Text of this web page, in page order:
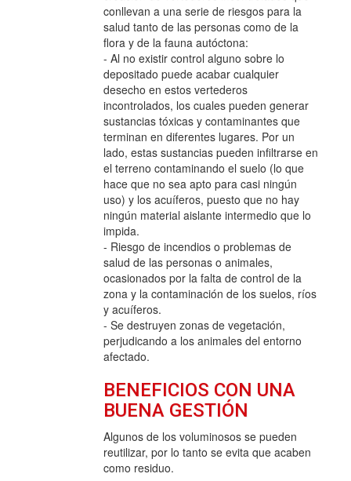
conllevan a una serie de riesgos para la
salud tanto de las personas como de la
flora y de la fauna autóctona:
- Al no existir control alguno sobre lo
depositado puede acabar cualquier
desecho en estos vertederos
incontrolados, los cuales pueden generar
sustancias tóxicas y contaminantes que
terminan en diferentes lugares. Por un
lado, estas sustancias pueden infiltrarse en
el terreno contaminando el suelo (lo que
hace que no sea apto para casi ningún
uso) y los acuíferos, puesto que no hay
ningún material aislante intermedio que lo
impida.
- Riesgo de incendios o problemas de
salud de las personas o animales,
ocasionados por la falta de control de la
zona y la contaminación de los suelos, ríos
y acuíferos.
- Se destruyen zonas de vegetación,
perjudicando a los animales del entorno
afectado.
BENEFICIOS CON UNA
BUENA GESTIÓN
Algunos de los voluminosos se pueden
reutilizar, por lo tanto se evita que acaben
como residuo.